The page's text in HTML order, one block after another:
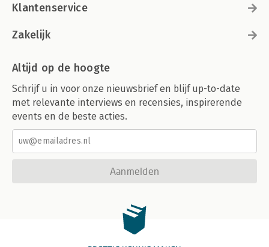
Klantenservice
Zakelijk
Altijd op de hoogte
Schrijf u in voor onze nieuwsbrief en blijf up-to-date
met relevante interviews en recensies, inspirerende
events en de beste acties.
Aanmelden